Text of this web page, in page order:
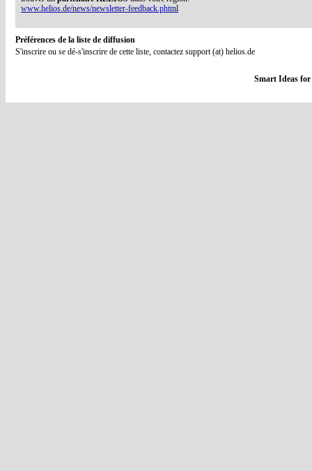
Préférences de la liste de diffusion
S'inscrire ou se dé-s'inscrire de cette liste, contactez support (at) helios.de
Smart Ideas
www.helios.de/news/newsletter-feedback.phtml